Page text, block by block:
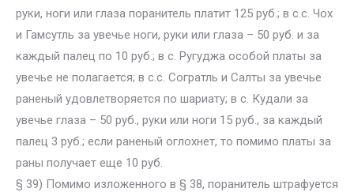
руки, ноги или глаза поранитель платит 125 руб.; в с.с. Чох
и Гамсутль за увечье ноги, руки или глаза – 50 руб. и за
каждый палец по 10 руб.; в с. Ругуджа особой платы за
увечье не полагается; в с.с. Согратль и Салты за увечье
раненый удовлетворяется по шариату; в с. Кудали за
увечье глаза – 50 руб., руки или ноги 15 руб., за каждый
палец 3 руб.; если раненый оглохнет, то помимо платы за
раны получает еще 10 руб.
§ 39) Помимо изложенного в § 38, поранитель штрафуется